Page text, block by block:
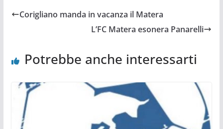
Corigliano manda in vacanza il Matera
L’FC Matera esonera Panarelli
Potrebbe anche interessarti